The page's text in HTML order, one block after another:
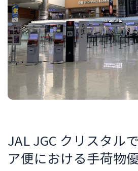
JAL JGC クリスタル
ア便における手荷物